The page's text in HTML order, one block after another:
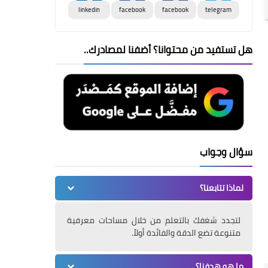
telegram
facebook
facebook
linkedin
هل تستفيد من محتوانا؟ أضفنا لمصادرك..
سؤال وجواب
لماذا تتابعنا؟
لتجدد شغفك بالتعلم من خلال مساحات معرفية
متنوعة تضع الدقة والفائدة أولاً.